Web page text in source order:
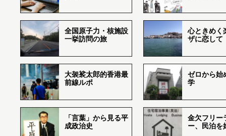
全国原子力・核施設
一挙訪問の旅
心ときめく
ザに恋して
大袈裟太郎的香港最
前線ルポ
ゼロから始
学
「言葉」から見る平
成政治史
金欠フリー
ー、民泊を